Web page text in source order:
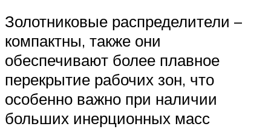
Золотниковые распределители –
компактны, также они
обеспечивают более плавное
перекрытие рабочих зон, что
особенно важно при наличии
больших инерционных масс